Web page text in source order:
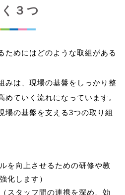
３つ
ためにはどのような取組がある
みは、現場の基盤をしっかり整
めていく流れになっています。
場の基盤を支える3つの取り組
を向上させるための研修や教
化します）
（スタッフ間の連携を深め、効